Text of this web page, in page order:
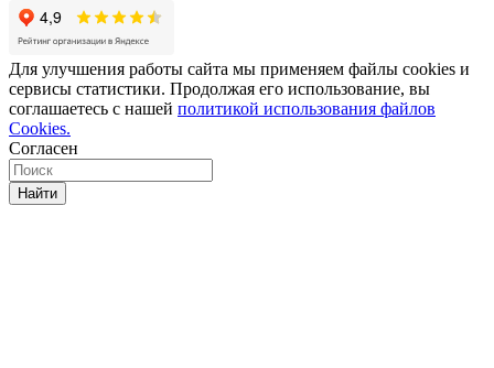
Для улучшения работы сайта мы применяем файлы cookies и
сервисы статистики. Продолжая его использование, вы
соглашаетесь с нашей политикой использования файлов
Cookies.
Согласен
Найти